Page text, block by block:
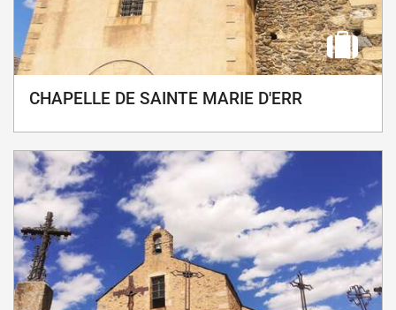
CHAPELLE DE SAINTE MARIE D'ERR